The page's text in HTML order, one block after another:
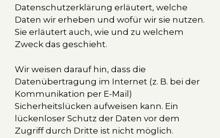
Datenschutzerklärung erläutert, welche
Daten wir erheben und wofür wir sie nutzen.
Sie erläutert auch, wie und zu welchem
Zweck das geschieht.
Wir weisen darauf hin, dass die
Datenübertragung im Internet (z. B. bei der
Kommunikation per E-Mail)
Sicherheitslücken aufweisen kann. Ein
lückenloser Schutz der Daten vor dem
Zugriff durch Dritte ist nicht möglich.